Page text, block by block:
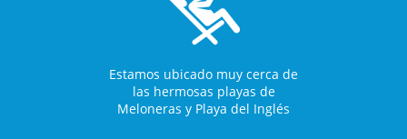
Estamos ubicado muy cerca de
las hermosas playas de
Meloneras y Playa del Inglés